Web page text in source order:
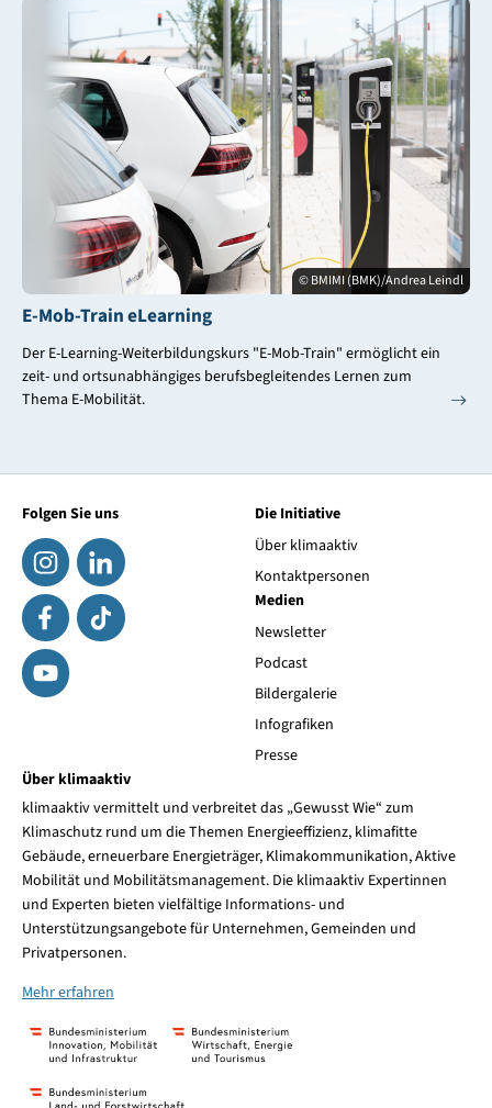
© BMIMI (BMK)/Andrea Leindl
E-Mob-Train eLearning
Der E-Learning-Weiterbildungskurs "E-Mob-Train" ermöglicht ein
zeit- und ortsunabhängiges berufsbegleitendes Lernen zum
Thema E-Mobilität.
Folgen Sie uns
Die Initiative
Über klimaaktiv
Kontaktpersonen
Medien
Newsletter
Podcast
Bildergalerie
Infografiken
Presse
Über klimaaktiv
klimaaktiv vermittelt und verbreitet das „Gewusst Wie“ zum
Klimaschutz rund um die Themen Energieeffizienz, klimafitte
Gebäude, erneuerbare Energieträger, Klimakommunikation, Aktive
Mobilität und Mobilitätsmanagement. Die klimaaktiv Expertinnen
und Experten bieten vielfältige Informations- und
Unterstützungsangebote für Unternehmen, Gemeinden und
Privatpersonen.
Mehr erfahren